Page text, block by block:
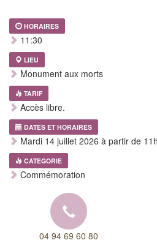
HORAIRES
11:30
LIEU
Monument aux morts
TARIF
Accès libre.
DATES ET HORAIRES
Mardi 14 juillet 2026 à partir de
CATEGORIE
Commémoration
04 94 69 60 80